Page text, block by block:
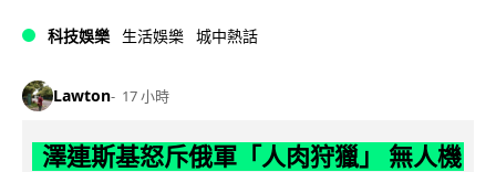
科技娛樂 生活娛樂 城中熱話
Lawton 17 小時
澤連斯基怒斥俄軍「人肉狩獵」 無人機